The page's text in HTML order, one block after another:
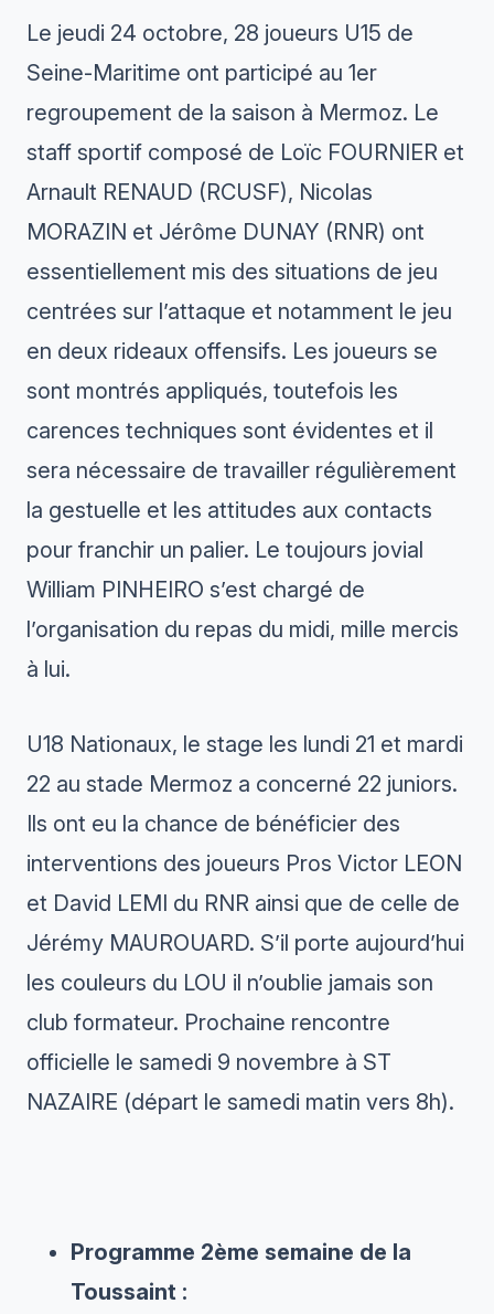
Le jeudi 24 octobre, 28 joueurs U15 de
Seine-Maritime ont participé au 1er
regroupement de la saison à Mermoz. Le
staff sportif composé de Loïc FOURNIER et
Arnault RENAUD (RCUSF), Nicolas
MORAZIN et Jérôme DUNAY (RNR) ont
essentiellement mis des situations de jeu
centrées sur l’attaque et notamment le jeu
en deux rideaux offensifs. Les joueurs se
sont montrés appliqués, toutefois les
carences techniques sont évidentes et il
sera nécessaire de travailler régulièrement
la gestuelle et les attitudes aux contacts
pour franchir un palier. Le toujours jovial
William PINHEIRO s’est chargé de
l’organisation du repas du midi, mille mercis
à lui.
U18 Nationaux, le stage les lundi 21 et mardi
22 au stade Mermoz a concerné 22 juniors.
Ils ont eu la chance de bénéficier des
interventions des joueurs Pros Victor LEON
et David LEMI du RNR ainsi que de celle de
Jérémy MAUROUARD. S’il porte aujourd’hui
les couleurs du LOU il n’oublie jamais son
club formateur. Prochaine rencontre
officielle le samedi 9 novembre à ST
NAZAIRE (départ le samedi matin vers 8h).
Programme 2ème semaine de la
Toussaint :